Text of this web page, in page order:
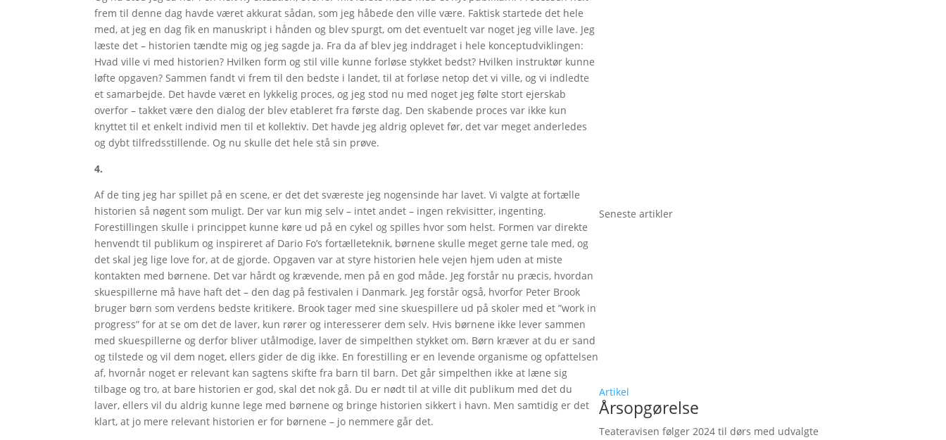
frem til denne dag havde været akkurat sådan, som jeg håbede den ville være. Faktisk startede det hele
med, at jeg en dag fik en manuskript i hånden og blev spurgt, om det eventuelt var noget jeg ville lave. Jeg
læste det – historien tændte mig og jeg sagde ja. Fra da af blev jeg inddraget i hele konceptudviklingen:
Hvad ville vi med historien? Hvilken form og stil ville kunne forløse stykket bedst? Hvilken instruktør kunne
løfte opgaven? Sammen fandt vi frem til den bedste i landet, til at forløse netop det vi ville, og vi indledte
et samarbejde. Det havde været en lykkelig proces, og jeg stod nu med noget jeg følte stort ejerskab
overfor – takket være den dialog der blev etableret fra første dag. Den skabende proces var ikke kun
knyttet til et enkelt individ men til et kollektiv. Det havde jeg aldrig oplevet før, det var meget anderledes
og dybt tilfredsstillende. Og nu skulle det hele stå sin prøve.
4.
Af de ting jeg har spillet på en scene, er det det sværeste jeg nogensinde har lavet. Vi valgte at fortælle
historien så nøgent som muligt. Der var kun mig selv – intet andet – ingen rekvisitter, ingenting.
Forestillingen skulle i princippet kunne køre ud på en cykel og spilles hvor som helst. Formen var direkte
henvendt til publikum og inspireret af Dario Fo’s fortælleteknik, børnene skulle meget gerne tale med, og
det skal jeg lige love for, at de gjorde. Opgaven var at styre historien hele vejen hjem uden at miste
kontakten med børnene. Det var hårdt og krævende, men på en god måde. Jeg forstår nu præcis, hvordan
skuespillerne må have haft det – den dag på festivalen i Danmark. Jeg forstår også, hvorfor Peter Brook
bruger børn som verdens bedste kritikere. Brook tager med sine skuespillere ud på skoler med et ”work in
progress” for at se om det de laver, kun rører og interesserer dem selv. Hvis børnene ikke lever sammen
med skuespillerne og derfor bliver utålmodige, laver de simpelthen stykket om. Børn kræver at du er sand
og tilstede og vil dem noget, ellers gider de dig ikke. En forestilling er en levende organisme og opfattelsen
af, hvornår noget er relevant kan sagtens skifte fra barn til barn. Det går simpelthen ikke at læne sig
tilbage og tro, at bare historien er god, skal det nok gå. Du er nødt til at ville dit publikum med det du
laver, ellers vil du aldrig kunne lege med børnene og bringe historien sikkert i havn. Men samtidig er det
klart, at jo mere relevant historien er for børnene – jo nemmere går det.
Seneste artikler
Artikel
Årsopgørelse
Teateravisen følger 2024 til dørs med udvalgte